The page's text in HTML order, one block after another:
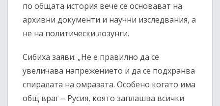
по общата история вече се основават на
архивни документи и научни изследвания, а
не на политически лозунги.
Сибиха заяви: „Не е правилно да се
увеличава напрежението и да се подхранва
спиралата на омразата. Особено когато има
общ враг – Русия, която заплашва всички